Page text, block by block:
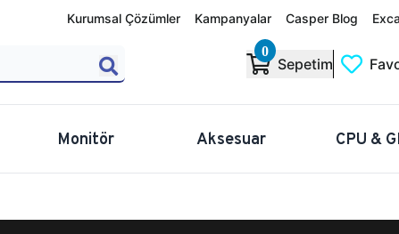
Kurumsal Çözümler Kampanyalar Casper Blog
0
Sepetim
Monitör Aksesuar CPU &